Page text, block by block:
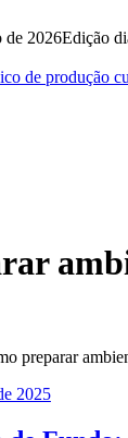
de 2026Edição
de produção
preparar
2025